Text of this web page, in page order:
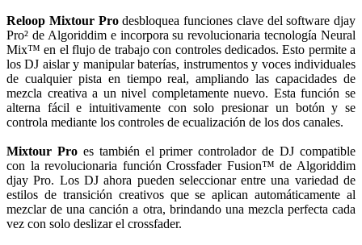
Reloop Mixtour Prodesbloquea funciones clave del software djay
Pro² de Algoriddim e incorpora su revolucionaria tecnología Neural
Mix™ en el flujo de trabajo con controles dedicados. Esto permite a
los DJ aislar y manipular baterías, instrumentos y voces individuales
de cualquier pista en tiempo real, ampliando las capacidades de
mezcla creativa a un nivel completamente nuevo. Esta función se
alterna fácil e intuitivamente con solo presionar un botón y se
controla mediante los controles de ecualización de los dos canales.
Mixtour Proes también el primer controlador de DJ compatible
con la revolucionaria función Crossfader Fusion™ de Algoriddim
djay Pro. Los DJ ahora pueden seleccionar entre una variedad de
estilos de transición creativos que se aplican automáticamente al
mezclar de una canción a otra, brindando una mezcla perfecta cada
vez con solo deslizar el crossfader.